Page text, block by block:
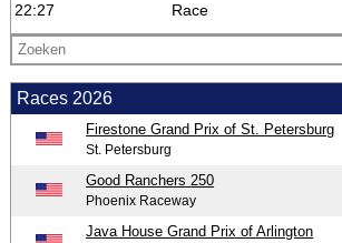
22:27 Race
Races 2026
Firestone Grand Prix of St. Petersburg
St. Petersburg
Good Ranchers 250
Phoenix Raceway
Java House Grand Prix of Arlington